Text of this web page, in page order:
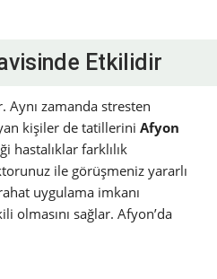
Etkilidir
Aynı zamanda stresten
kişiler de tatillerini Afyon
hastalıklar farklılık
ile görüşmeniz yararlı
uygulama imkanı
olmasını sağlar. Afyon’da